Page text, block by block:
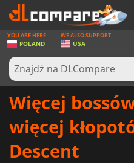
GRY
KARTY DO GIER
OPROGRAMOWANIE
REWARDS
SPRZĘT KOMPUTEROWY
YOU ARE HERE
POLAND
WE ALSO SUPPORT
USA
Więcej
więcej
Descent